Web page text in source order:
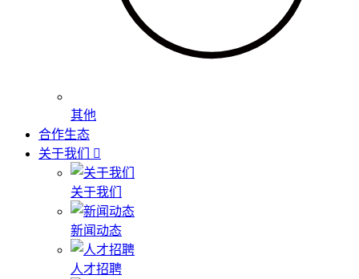
其他
合作生态
关于我们
关于我们
新闻动态
人才招聘